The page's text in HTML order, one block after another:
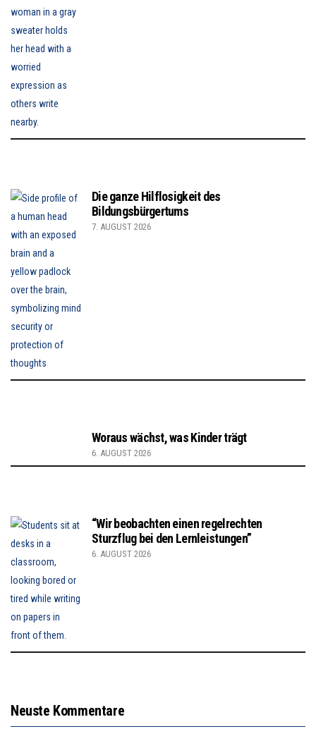
Die ganze Hilflosigkeit des
Bildungsbürgertums
7. AUGUST 2026
Woraus wächst, was Kinder trägt
6. AUGUST 2026
“Wir beobachten einen regelrechten
Sturzflug bei den Lernleistungen”
6. AUGUST 2026
Neuste Kommentare